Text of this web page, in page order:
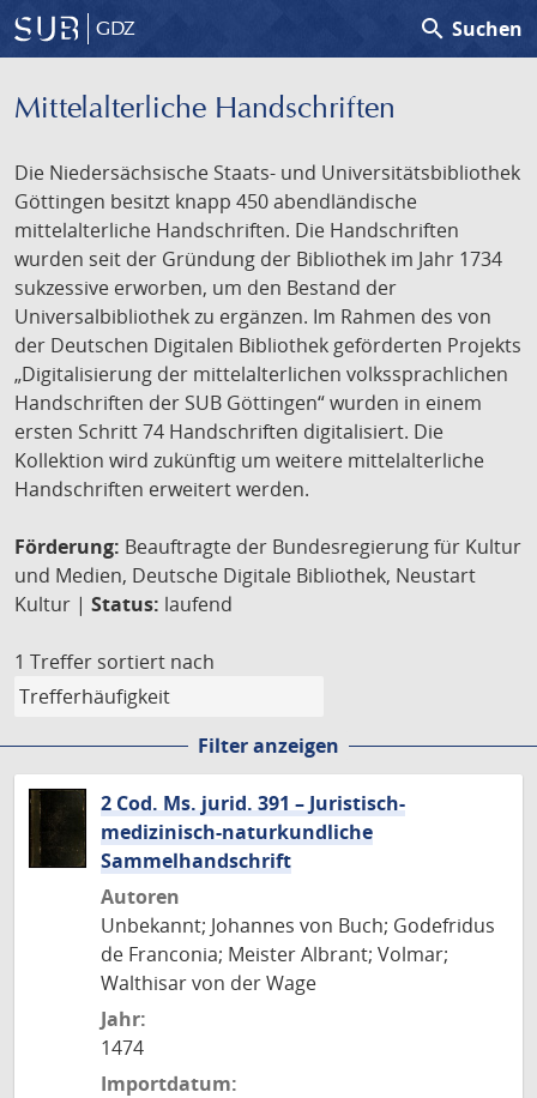
GDZ search Suchen
Mittelalterliche Handschriften
Die Niedersächsische Staats- und Universitätsbibliothek
Göttingen besitzt knapp 450 abendländische
mittelalterliche Handschriften. Die Handschriften
wurden seit der Gründung der Bibliothek im Jahr 1734
sukzessive erworben, um den Bestand der
Universalbibliothek zu ergänzen. Im Rahmen des von
der Deutschen Digitalen Bibliothek geförderten Projekts
„Digitalisierung der mittelalterlichen volkssprachlichen
Handschriften der SUB Göttingen“ wurden in einem
ersten Schritt 74 Handschriften digitalisiert. Die
Kollektion wird zukünftig um weitere mittelalterliche
Handschriften erweitert werden.
Förderung: Beauftragte der Bundesregierung für Kultur
und Medien, Deutsche Digitale Bibliothek, Neustart
Kultur | Status: laufend
1 Treffer sortiert nach
Filter anzeigen
2 Cod. Ms. jurid. 391 – Juristisch-
medizinisch-naturkundliche
Sammelhandschrift
Autoren
Unbekannt; Johannes von Buch; Godefridus
de Franconia; Meister Albrant; Volmar;
Walthisar von der Wage
Jahr:
1474
Importdatum: